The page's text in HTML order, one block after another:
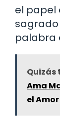
el papel
palabra
Quizás
Ama
el